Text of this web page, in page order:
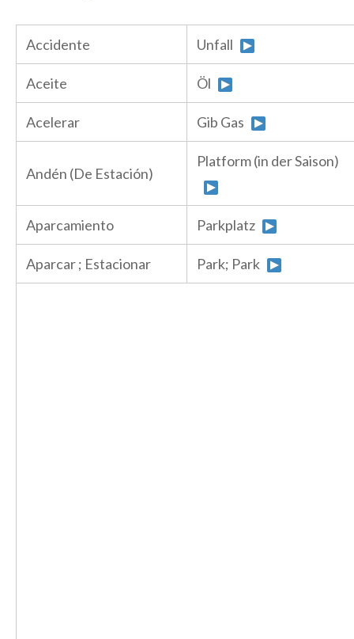
Accidente Unfall
Aceite Öl
Acelerar Gib Gas
Andén (De Estación)
Platform (in der Saison)
Aparcamiento Parkplatz
Aparcar ; Estacionar Park; Park